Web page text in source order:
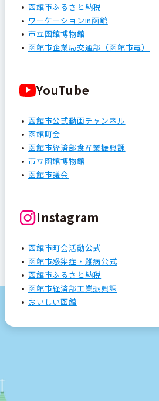
函館市ふるさと納税
ワーケーションin函館
市立函館博物館
函館市企業局交通部（函館市電）
YouTube
函館市公式動画チャンネル
函館町会
函館市経済部食産業振興課
市立函館博物館
函館市議会
Instagram
函館市町会活動公式
函館市感染症・難病公式
函館市ふるさと納税
函館市経済部工業振興課
おいしい函館